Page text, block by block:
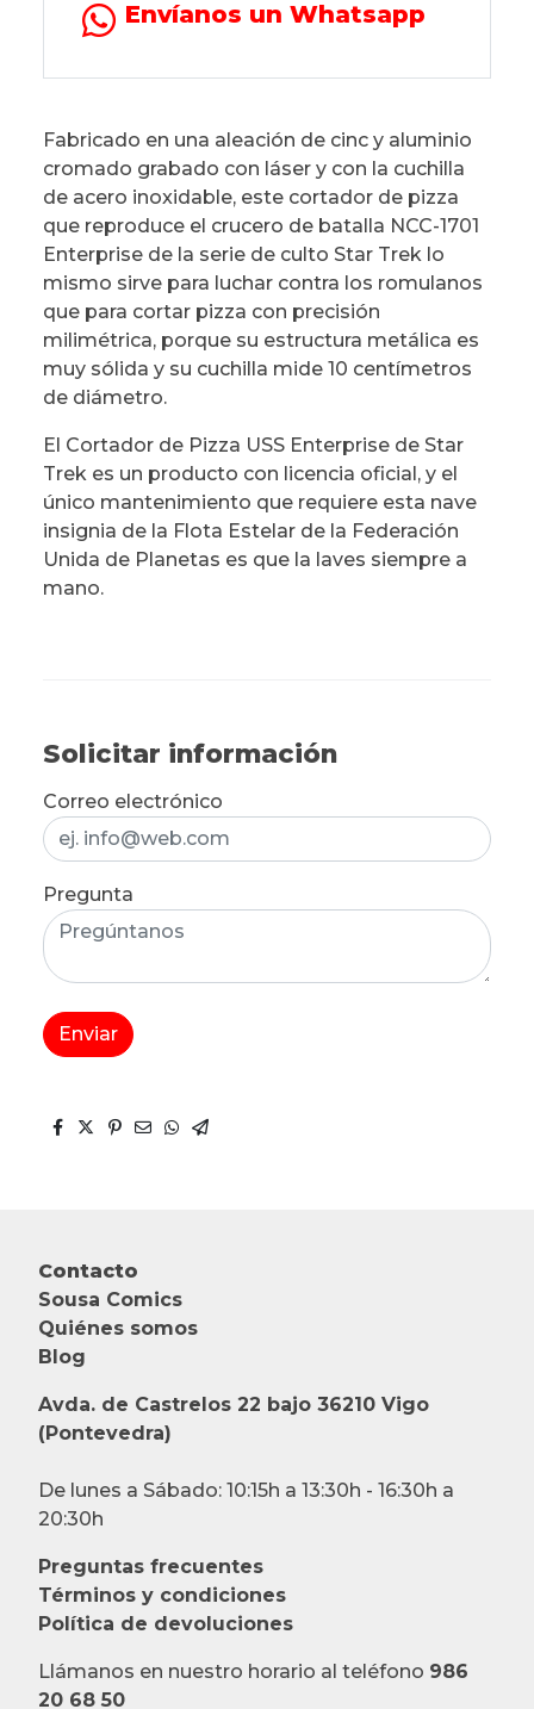
Envíanos un Whatsapp
Fabricado en una aleación de cinc y aluminio
cromado grabado con láser y con la cuchilla
de acero inoxidable, este cortador de pizza
que reproduce el crucero de batalla NCC-1701
Enterprise de la serie de culto Star Trek lo
mismo sirve para luchar contra los romulanos
que para cortar pizza con precisión
milimétrica, porque su estructura metálica es
muy sólida y su cuchilla mide 10 centímetros
de diámetro.
El Cortador de Pizza USS Enterprise de Star
Trek es un producto con licencia oficial, y el
único mantenimiento que requiere esta nave
insignia de la Flota Estelar de la Federación
Unida de Planetas es que la laves siempre a
mano.
Solicitar información
Correo electrónico
Pregunta
Enviar
Contacto
Sousa Comics
Quiénes somos
Blog
Avda. de Castrelos 22 bajo 36210 Vigo
(Pontevedra)
De lunes a Sábado: 10:15h a 13:30h - 16:30h a
20:30h
Preguntas frecuentes
Términos y condiciones
Política de devoluciones
Llámanos en nuestro horario al teléfono 986
20 68 50